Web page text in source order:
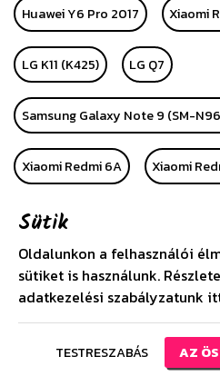
Huawei Y6 Pro 2017 Xiaomi
LG K11 (K425) LG Q7
Samsung Galaxy Note 9 (SM-
Xiaomi Redmi 6A Xiaomi
Samsung Galaxy Star Advance
Samsung Galaxy Star 2 Plus
Samsung Galaxy Tab S4 10.5 Wifi
Xiaomi
Sütik
Oldalunkon a felhasználói
sütiket is használunk.
adatkezelési szabályzatunk
TESTRESZABÁS AZ